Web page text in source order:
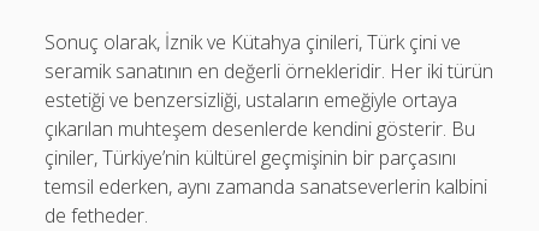
Sonuç olarak, İznik ve Kütahya çinileri, Türk çini ve
seramik sanatının en değerli örnekleridir. Her iki türün
estetiği ve benzersizliği, ustaların emeğiyle ortaya
çıkarılan muhteşem desenlerde kendini gösterir. Bu
çiniler, Türkiye’nin kültürel geçmişinin bir parçasını
temsil ederken, aynı zamanda sanatseverlerin kalbini
de fetheder.